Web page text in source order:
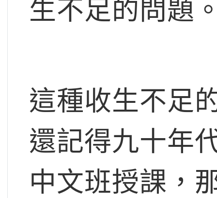
生不足的問題
這種收生不足
還記得九十年
中文班授課，